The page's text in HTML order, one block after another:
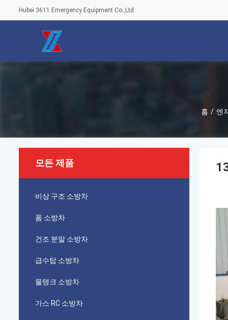
Hubei 3611 Emergency Equipment Co.,Ltd
홈 / 엔
모든 제품
비상 구조 소방차
폼 소방차
건조 분말 소방차
급수탑 소방차
물탱크 소방차
가스 RC 소방차